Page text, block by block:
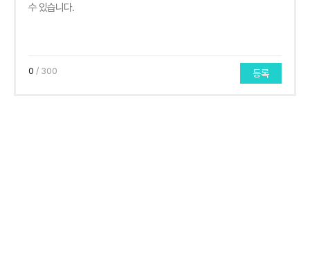
0 / 300 등록